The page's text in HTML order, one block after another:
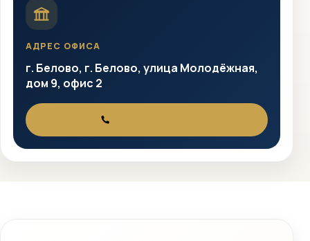
АДРЕС ОФИСА
г. Белово, г. Белово, улица Молодёжная,
дом 9, офис 2